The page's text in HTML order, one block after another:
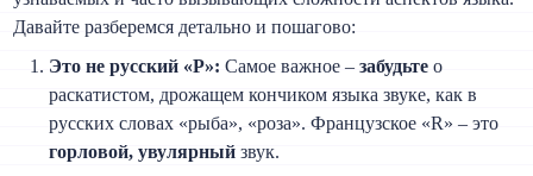
Давайте разберемся детально и пошагово:
Это не русский «Р»: Самое важное –забудьте о
раскатистом, дрожащем кончиком языка звуке, как в
русских словах «рыба», «роза». Французское «R» – это
горловой, увулярный звук.